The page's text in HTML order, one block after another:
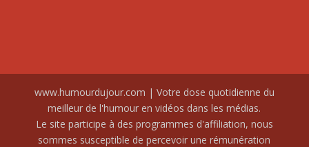
www.humourdujour.com | Votre dose quotidienne du
meilleur de l'humour en vidéos dans les médias.
Le site participe à des programmes d'affiliation, nous
sommes susceptible de percevoir une rémunération